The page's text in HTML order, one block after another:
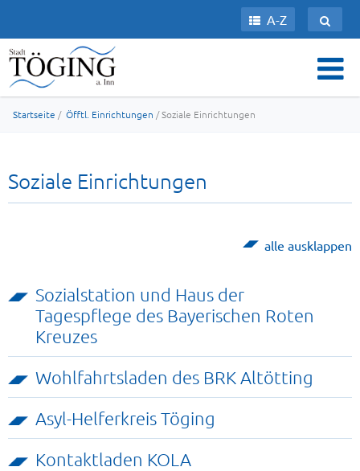
A-Z
Startseite / Öfftl. Einrichtungen / Soziale Einrichtungen
Soziale Einrichtungen
alle ausklappen
Sozialstation und Haus der
Tagespflege des Bayerischen Roten
Kreuzes
Wohlfahrtsladen des BRK Altötting
Asyl-Helferkreis Töging
Kontaktladen KOLA